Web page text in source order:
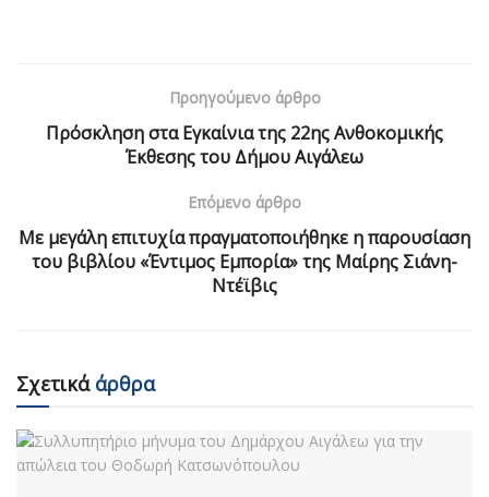
Προηγούμενο άρθρο
Πρόσκληση στα Εγκαίνια της 22ης Ανθοκομικής
Έκθεσης του Δήμου Αιγάλεω
Επόμενο άρθρο
Με μεγάλη επιτυχία πραγματοποιήθηκε η παρουσίαση
του βιβλίου «Έντιμος Εμπορία» της Μαίρης Σιάνη-
Ντέϊβις
Σχετικάάρθρα